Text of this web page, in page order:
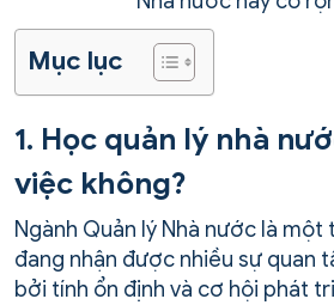
Mục lục
1. Học quản lý nhà
việc không?
Ngành Quản lý Nhà nước là
đang nhận được nhiều sự quan
bởi tính ổn định và cơ hội phát